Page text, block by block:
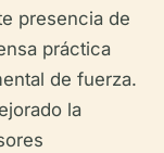
presencia de
práctica
de fuerza.
la